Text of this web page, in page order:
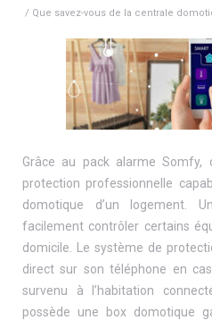
/ Que savez-vous de la centrale
Grâce au pack alarme Somfy,
protection professionnelle
domotique d’un logement.
facilement contrôler certains
domicile. Le système de
direct sur son téléphone en
survenu à l’habitation
possède une box domotique